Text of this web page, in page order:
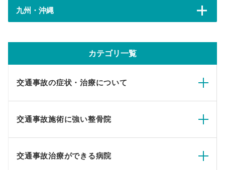
九州・沖縄
カテゴリ一覧
交通事故の症状・治療について
交通事故施術に強い整骨院
交通事故治療ができる病院